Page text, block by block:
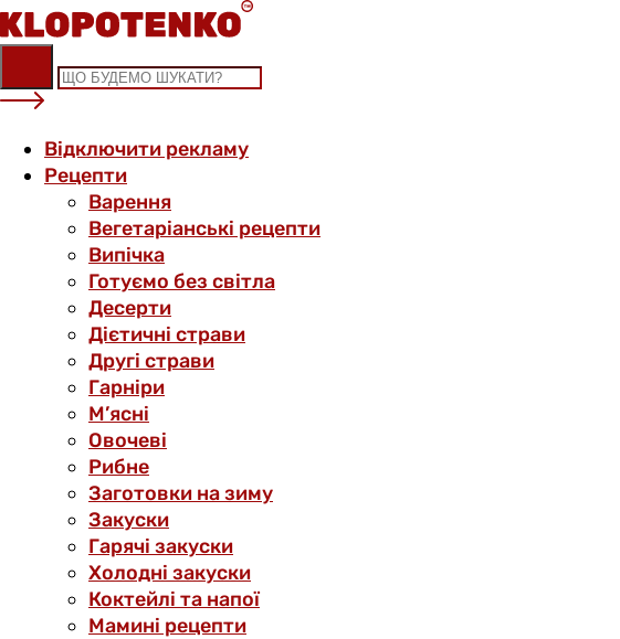
Skip
to
content
Відключити рекламу
Рецепти
Варення
Вегетаріанські рецепти
Випічка
Готуємо без світла
Десерти
Дієтичні страви
Другі страви
Гарніри
М’ясні
Овочеві
Рибне
Заготовки на зиму
Закуски
Гарячі закуски
Холодні закуски
Коктейлі та напої
Мамині рецепти